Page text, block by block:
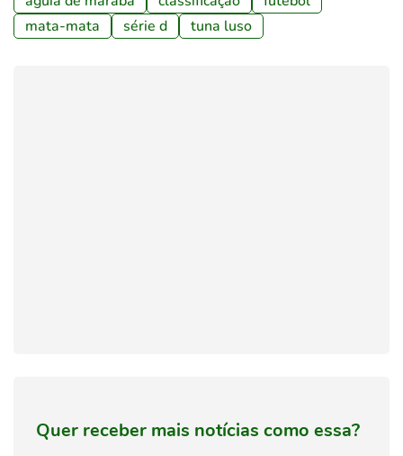
mata-mata
série d tuna luso
Quer receber mais notícias como essa?